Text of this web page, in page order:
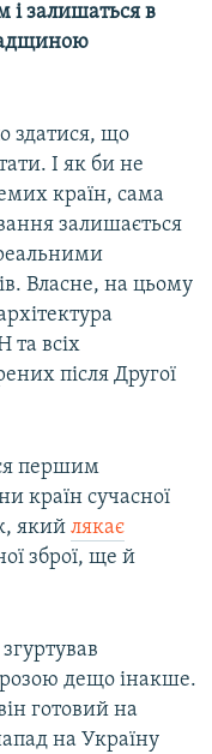
залишаться в
здатися, що
І як би не
країн, сама
залишається
Власне, на цьому
та всіх
після Другої
першим
країн сучасної
який лякає
зброї, ще й
дещо інакше.
готовий на
на Україну